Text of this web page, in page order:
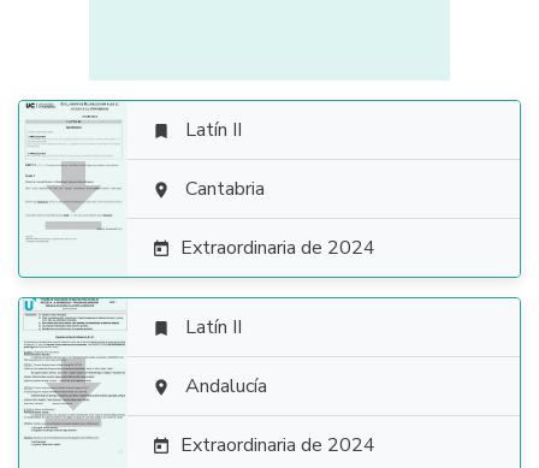

 Latín II
 Cantabria
 Extraordinaria de 2024

 Latín II
 Andalucía
 Extraordinaria de 2024